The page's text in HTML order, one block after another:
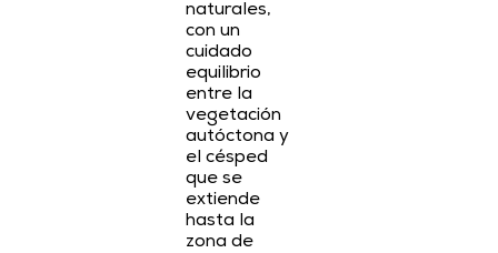
naturales,
con un
cuidado
equilibrio
entre la
vegetación
autóctona y
el césped
que se
extiende
hasta la
zona de